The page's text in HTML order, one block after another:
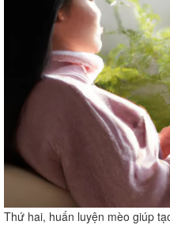
Thứ hai, huấn luyện mèo giúp